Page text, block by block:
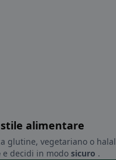
alimentare
glutine, vegetariano o
e decidi in modo sicuro .